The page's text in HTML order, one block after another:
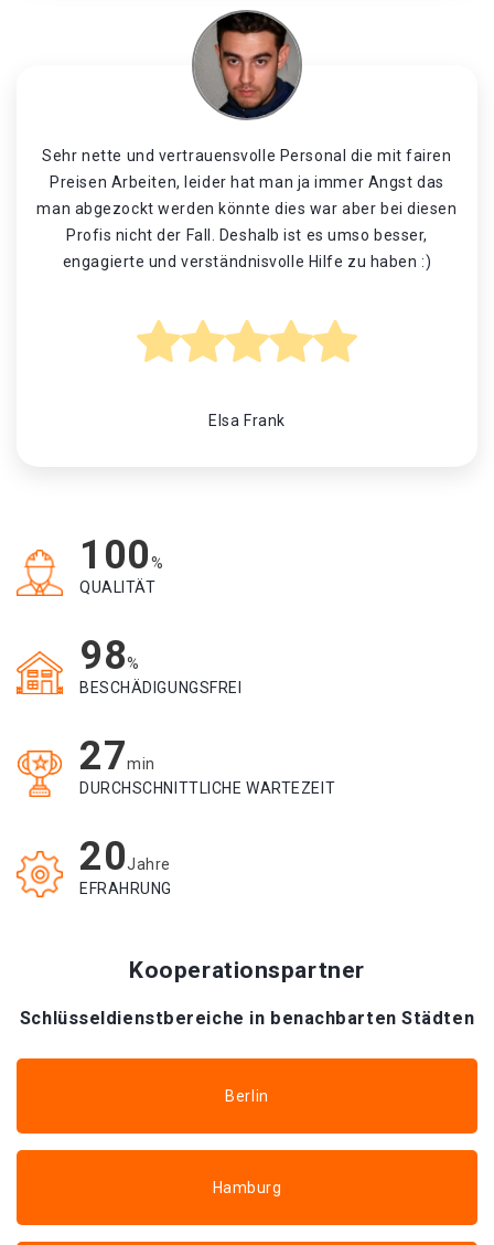
Sehr nette und vertrauensvolle Personal die mit fairen
Preisen Arbeiten, leider hat man ja immer Angst das
man abgezockt werden könnte dies war aber bei diesen
Profis nicht der Fall. Deshalb ist es umso besser,
engagierte und verständnisvolle Hilfe zu haben :)
Elsa Frank
100%
QUALITÄT
98%
BESCHÄDIGUNGSFREI
27min
DURCHSCHNITTLICHE WARTEZEIT
20Jahre
EFRAHRUNG
Kooperationspartner
Schlüsseldienstbereiche in benachbarten Städten
Berlin
Hamburg